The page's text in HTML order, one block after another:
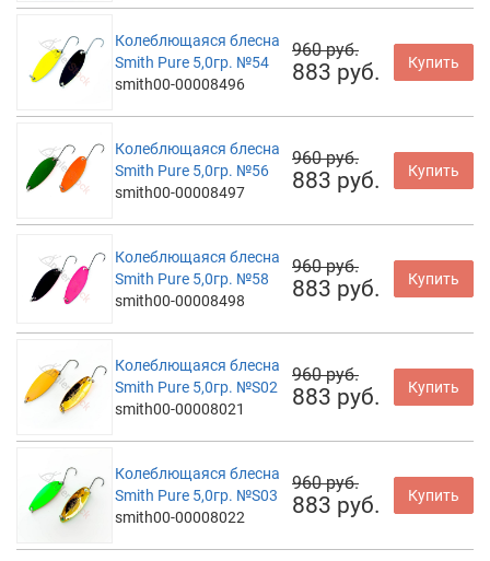
Колеблющаяся блесна
Smith Pure 5,0гр. №54
smith00-00008496
960 руб.
883 руб. Купить
Колеблющаяся блесна
Smith Pure 5,0гр. №56
smith00-00008497
960 руб.
883 руб. Купить
Колеблющаяся блесна
Smith Pure 5,0гр. №58
smith00-00008498
960 руб.
883 руб. Купить
Колеблющаяся блесна
Smith Pure 5,0гр. №S02
smith00-00008021
960 руб.
883 руб. Купить
Колеблющаяся блесна
Smith Pure 5,0гр. №S03
smith00-00008022
960 руб.
883 руб. Купить